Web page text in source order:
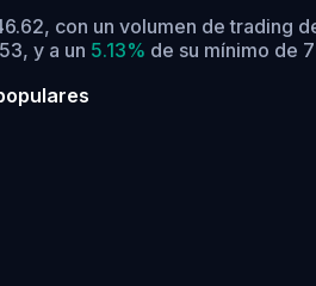
con un volumen de trading
y a un 5.13% de su mínimo de